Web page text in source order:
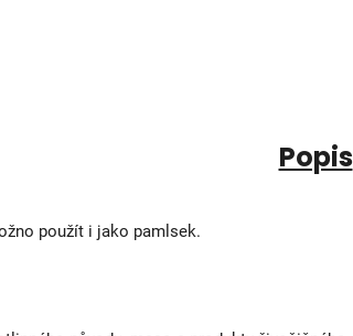
Popis
použít i jako pamlsek.